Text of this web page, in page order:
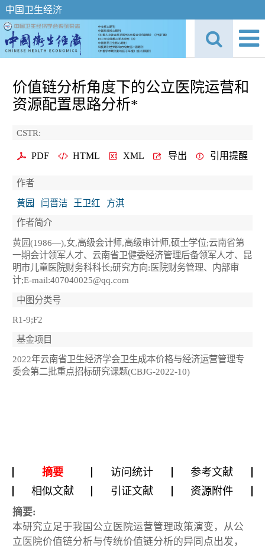
中国卫生经济
价值链分析角度下的公立医院运营和
资源配置思路分析*
CSTR:
PDF HTML XML 导出 引用提醒
作者
黄园
闫晋洁 王卫红
方淇
作者简介
黄园(1986—),女,高级会计师,高级审计师,硕士学位;云南省第
一期会计领军人才、云南省卫健委经济管理后备领军人才、昆
明市儿童医院财务科科长;研究方向:医院财务管理、内部审
计;E-mail:407040025@qq.com
中图分类号
R1-9;F2
基金项目
2022年云南省卫生经济学会卫生成本价格与经济运营管理专
委会第二批重点招标研究课题(CBJG-2022-10)
摘要 访问统计
参考文献
相似文献
引证文献 资源附件
摘要:
本研究立足于我国公立医院运营管理政策演变，从公
立医院价值链分析与传统价值链分析的异同点出发，